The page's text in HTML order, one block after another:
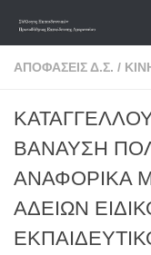
Skip to content
ΑΠΟΦΆΣΕΙΣ Δ.Σ. /
ΒΑΝΑΥΣΗ
ΑΝΑΦΟΡΙΚΑ
ΑΔΕΙΩΝ